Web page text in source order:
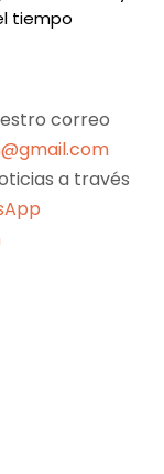
tiempo
correo
a través